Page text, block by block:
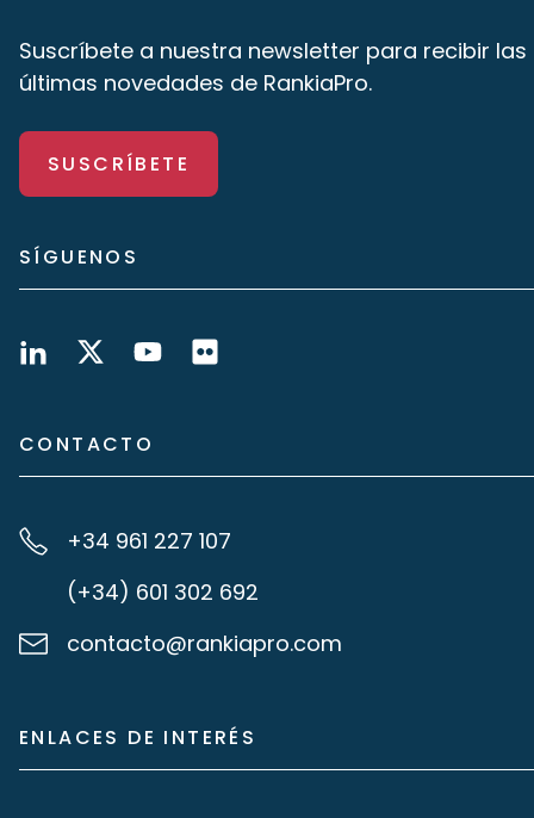
Suscríbete a nuestra newsletter para recibir las
últimas novedades de RankiaPro.
SUSCRÍBETE
SÍGUENOS
CONTACTO
+34 961 227 107
(+34) 601 302 692
contacto@rankiapro.com
ENLACES DE INTERÉS